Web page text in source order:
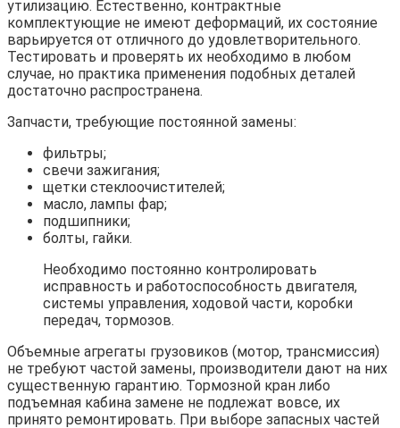
утилизацию. Естественно, контрактные
комплектующие не имеют деформаций, их состояние
варьируется от отличного до удовлетворительного.
Тестировать и проверять их необходимо в любом
случае, но практика применения подобных деталей
достаточно распространена.
Запчасти, требующие постоянной замены:
фильтры;
свечи зажигания;
щетки стеклоочистителей;
масло, лампы фар;
подшипники;
болты, гайки.
Необходимо постоянно контролировать
исправность и работоспособность двигателя,
системы управления, ходовой части, коробки
передач, тормозов.
Объемные агрегаты грузовиков (мотор, трансмиссия)
не требуют частой замены, производители дают на них
существенную гарантию. Тормозной кран либо
подъемная кабина замене не подлежат вовсе, их
принято ремонтировать. При выборе запасных частей